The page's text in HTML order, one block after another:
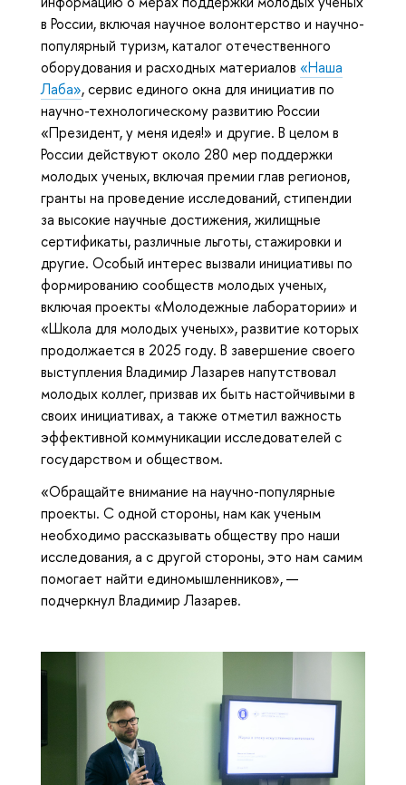
в России, включая научное волонтерство и научно-
популярный туризм, каталог отечественного
оборудования и расходных материалов «Наша
Лаба», сервис единого окна для инициатив по
научно-технологическому развитию России
«Президент, у меня идея!» и другие. В целом в
России действуют около 280 мер поддержки
молодых ученых, включая премии глав регионов,
гранты на проведение исследований, стипендии
за высокие научные достижения, жилищные
сертификаты, различные льготы, стажировки и
другие. Особый интерес вызвали инициативы по
формированию сообществ молодых ученых,
включая проекты «Молодежные лаборатории» и
«Школа для молодых ученых», развитие которых
продолжается в 2025 году. В завершение своего
выступления Владимир Лазарев напутствовал
молодых коллег, призвав их быть настойчивыми в
своих инициативах, а также отметил важность
эффективной коммуникации исследователей с
государством и обществом.
«Обращайте внимание на научно-популярные
проекты. С одной стороны, нам как ученым
необходимо рассказывать обществу про наши
исследования, а с другой стороны, это нам самим
помогает найти единомышленников», —
подчеркнул Владимир Лазарев.